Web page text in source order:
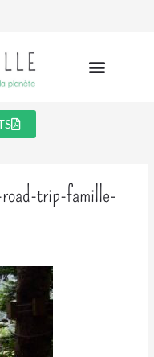
trip-famille-